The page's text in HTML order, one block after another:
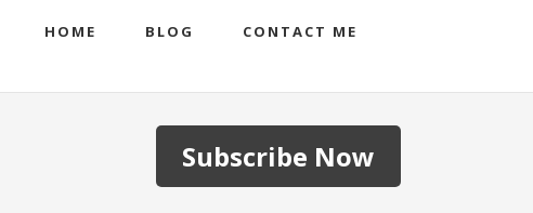
HOME BLOG CONTACT ME
Subscribe Now